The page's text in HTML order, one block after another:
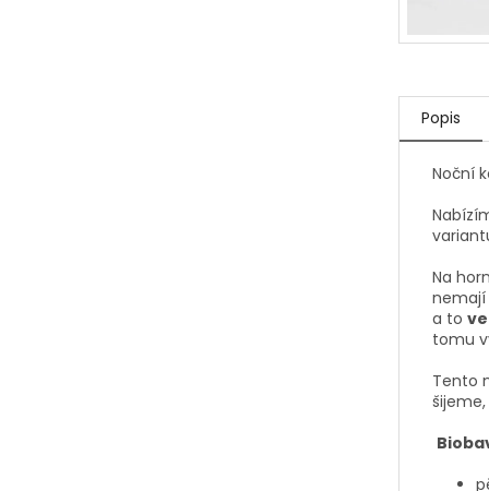
Popis
Noční
Na
nemají
a to
tomu
Tento